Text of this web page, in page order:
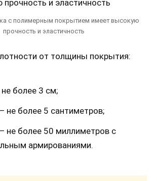
с полимерным покрытием имеет высокую
прочность и эластичность
от толщины покрытия:
более 3 см;
не более 5 сантиметров;
не более 50 миллиметров с
армированиями.